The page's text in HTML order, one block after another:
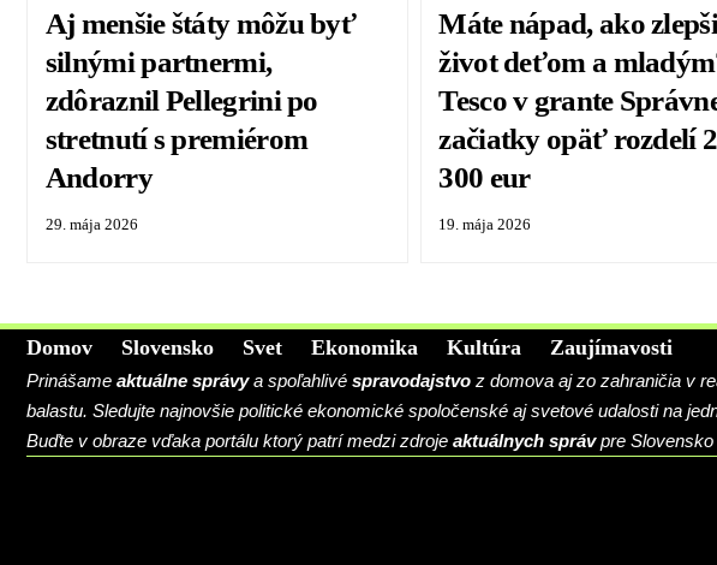
Aj menšie štáty môžu byť
silnými partnermi,
zdôraznil Pellegrini po
stretnutí s premiérom
Andorry
29. mája 2026
Máte nápad, ako
život deťom a
Tesco v grante
začiatky opäť rozdelí
300 eur
19. mája 2026
Domov Slovensko Svet Ekonomika Kultúra Zaujímavosti
Prinášame aktuálne správya spoľahlivé spravodajstvo z domova aj zo zahraničia v
balastu. Sledujte najnovšie politické ekonomické spoločenské aj svetové udalosti na
Buďte v obraze vďaka portálu ktorý patrí medzi zdroje aktuálnych správpre Slovensko